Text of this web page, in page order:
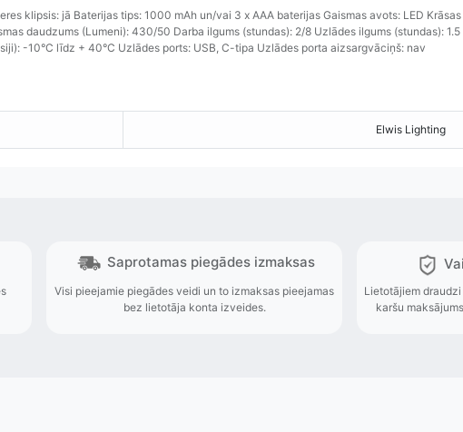
klipsis: jā Baterijas tips: 1000 mAh un/vai 3 x AAA baterijas Gaismas avots: LED
daudzums (Lumeni): 430/50 Darba ilgums (stundas): 2/8 Uzlādes ilgums (stundas):
-10°C līdz + 40°C Uzlādes ports: USB, C-tipa Uzlādes porta aizsargvāciņš: nav
Elwis Lighting